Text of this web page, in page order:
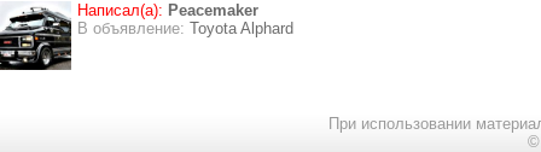
Написал(а): Peacemaker
В объявление: Toyota Alphard
При использовании